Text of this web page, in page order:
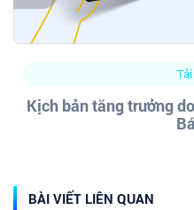
Kịch bản tăng trưởng
BÀI VIẾT LIÊN QUAN